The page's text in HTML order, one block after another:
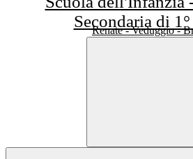
Secondaria di
Renate - Veduggio -